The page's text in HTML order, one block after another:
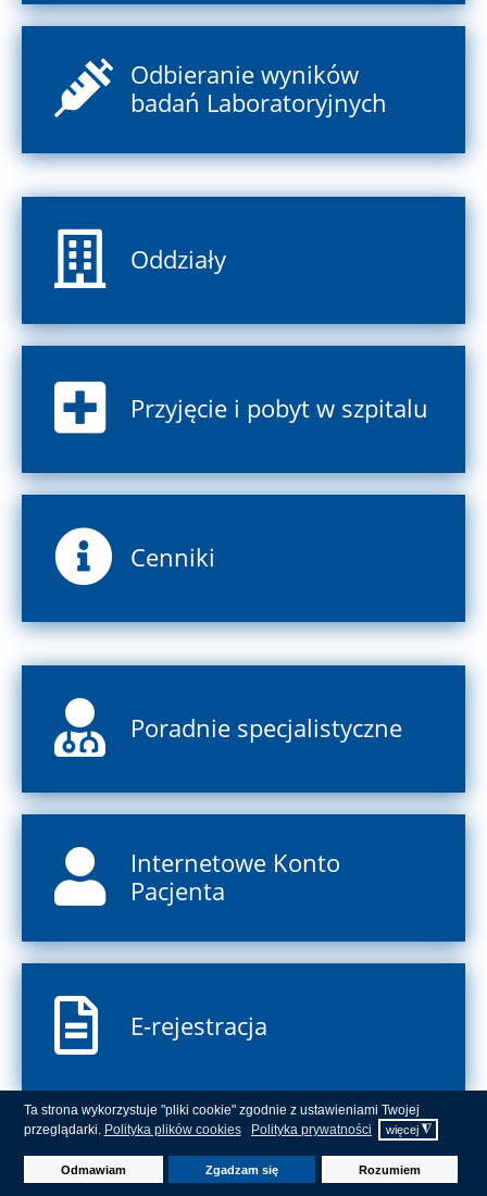
Ta strona wykorzystuje "pliki cookie" zgodnie z ustawieniami Twojej
przeglądarki. Polityka plików cookies Polityka prywatności więcej ◮
Odmawiam Zgadzam się Rozumiem
Odbieranie wyników
badań Laboratoryjnych
Oddziały
Przyjęcie i pobyt w szpitalu
Cenniki
Poradnie specjalistyczne
Internetowe Konto
Pacjenta
E-rejestracja
Ankieta satysfakcji